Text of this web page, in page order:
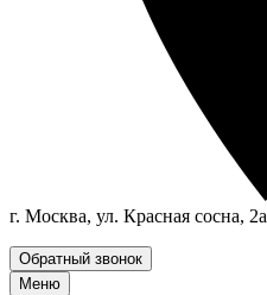
г. Москва, ул. Красная сосна, 2а
Обратный звонок
Меню